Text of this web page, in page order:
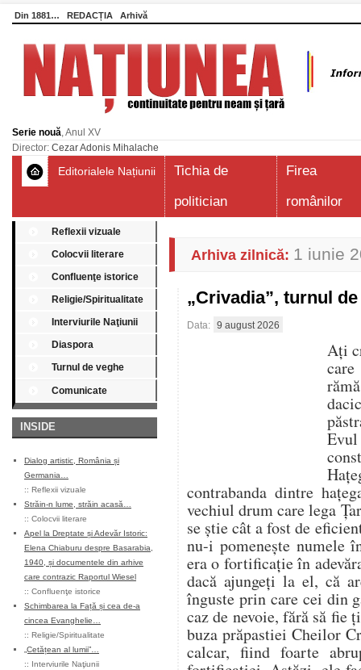
Din 1881… REDACȚIA Arhivă
Serie nouă, Anul XV
Director: Cezar Adonis Mihalache
Editorialele Națiunii
Tichia de
politician
Firea
românilor
Reflexii vizuale
Colocvii literare
Confluenţe istorice
Religie/Spiritualitate
Interviurile Naţiunii
Diaspora
Turnul de veghe
Comunicate
INSIDE
Dialog artistic, România și
Germania…
:: Reflexii vizuale
Străin-n lume, străin acasă…
:: Colocvii literare
Apel la Dreptate și Adevăr Istoric:
Elena Chiaburu despre Basarabia,
1940, și documentele din arhive
care contrazic Raportul Wiesel
:: Confluenţe istorice
Schimbarea la Față și cea de-a
cincea Evanghelie…
:: Religie/Spiritualitate
„Cetățean al lumii”…
:: Interviurile Naţiunii
Arhiva zilnică: 1 iunie
„Crivadia”, turnul
Data: 9 august 2026
Aţi
Evul
contrabanda dintre
vechiul drum care lega
se ştie cât a fost de
nu-i pomeneşte numele
era o fortificaţie în
dacă ajungeți la el, că
înguste prin care cei din
caz de nevoie, fără să
buza prăpastiei Cheilor
calcar, fiind foarte